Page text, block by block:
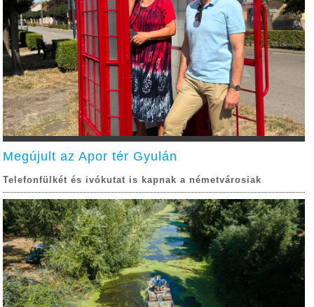
Megújult az Apor tér Gyulán
Telefonfülkét és ivókutat is kapnak a németvárosiak